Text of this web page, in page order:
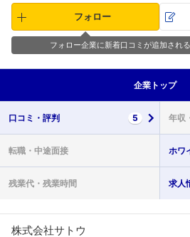
フォロー
フォロー企業に新着口コミが追加され
企業 トップ
口コミ・ 評判 5 年収
転職・ 中途面接 ホワ
残業代・ 残業時間 求人
株式会社サトウ